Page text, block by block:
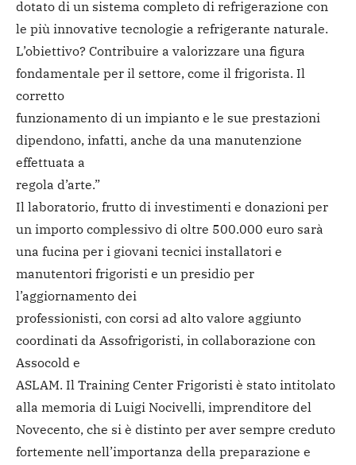
dotato di un sistema completo di refrigerazione con
le più innovative tecnologie a refrigerante naturale.
L’obiettivo? Contribuire a valorizzare una figura
fondamentale per il settore, come il frigorista. Il
corretto
funzionamento di un impianto e le sue prestazioni
dipendono, infatti, anche da una manutenzione
effettuata a
regola d’arte.”
Il laboratorio, frutto di investimenti e donazioni per
un importo complessivo di oltre 500.000 euro sarà
una fucina per i giovani tecnici installatori e
manutentori frigoristi e un presidio per
l’aggiornamento dei
professionisti, con corsi ad alto valore aggiunto
coordinati da Assofrigoristi, in collaborazione con
Assocold e
ASLAM. Il Training Center Frigoristi è stato intitolato
alla memoria di Luigi Nocivelli, imprenditore del
Novecento, che si è distinto per aver sempre creduto
fortemente nell’importanza della preparazione e